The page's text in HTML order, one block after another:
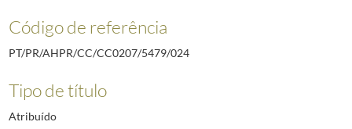
Código de referência
PT/PR/AHPR/CC/CC0207/5479/024
Tipo de título
Atribuído